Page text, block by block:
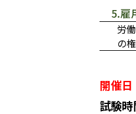
5.雇
労
の
開催日
試験時